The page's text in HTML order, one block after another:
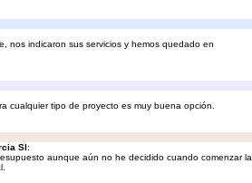
nos indicaron sus servicios y hemos quedado en
cualquier tipo de proyecto es muy buena opción.
Sl:
aunque aún no he decidido cuando comenzar la